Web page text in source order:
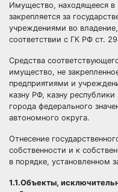
Имущество, находящееся в
закрепляется за
учреждениями во
соответствии с ГК РФ ст.
Средства
имущество, не
предприятиями и
казну РФ, казну
города федерального
автономного округа.
Отнесение
собственности и к
в порядке, установленном
1.1.Объекты,